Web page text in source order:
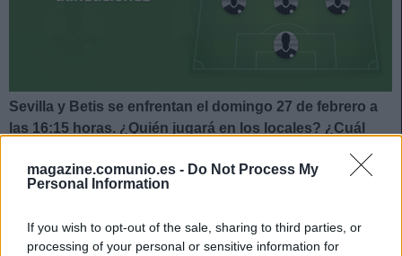
magazine.comunio.es - Do Not Process My
Personal Information
If you wish to opt-out of the sale, sharing to third parties, or
processing of your personal or sensitive information for
Sevilla y Betis se enfrentan el domingo 27 de febrero a
las 16:15 horas. ¿Quién jugará en los locales? ¿Cuál
continuación, las posibles alineaciones del derbi
sevillano Sevilla-Betis.
Sevilla